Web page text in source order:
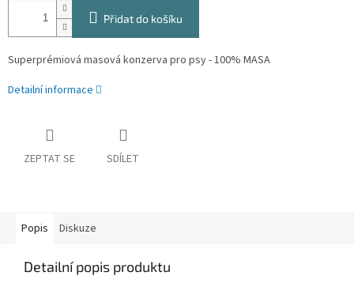
Přidat do košíku
Superprémiová masová konzerva pro psy - 100% MASA
Detailní informace
ZEPTAT SE SDÍLET
Popis Diskuze
Detailní popis produktu